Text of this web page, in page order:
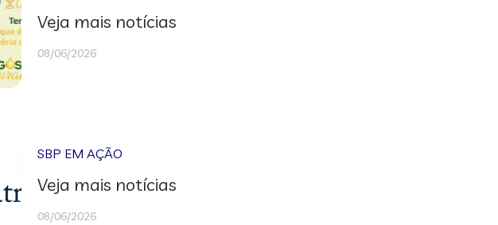
Veja mais notícias
08/06/2026
SBP EM AÇÃO
Veja mais notícias
08/06/2026